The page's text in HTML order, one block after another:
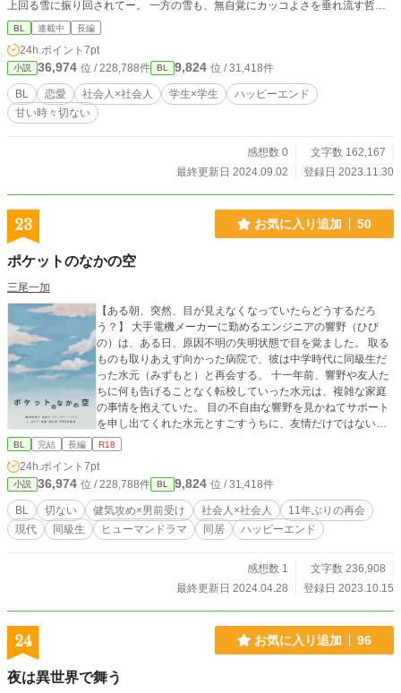
上回る雪に振り回されてー。 一方の雪も、無自覚にカッコよさを垂れ流す哲太
が心配で心配で仕方がない。 「それでもやっぱり、俺はお前が愛しいみたい
だ」 甘酸っぱくてもどかしい高校時代と大人リアルなエピソードを交互にお届
けします！
BL 連載中 長編
24h.ポイント 7pt
小説 36,974 位 / 228,788件 BL 9,824 位 / 31,418件
BL 恋愛 社会人×社会人 学生×学生
ハッピーエンド
甘い時々切ない
感想数 0
文字数 162,167
最終更新日 2024.09.02
登録日 2023.11.30
23 お気に入り追加 50
ポケットのなかの空
三尾一加
【ある朝、突然、目が見えなくなっていたらどうするだろ
う？】 大手電機メーカーに勤めるエンジニアの響野（ひび
の）は、ある日、原因不明の失明状態で目を覚ました。 取る
ものも取りあえず向かった病院で、彼は中学時代に同級生だ
った水元（みずもと）と再会する。 十一年前、響野や友人た
ちに何も告げることなく転校していった水元は、複雑な家庭
の事情を抱えていた。 目の不自由な響野を見かねてサポート
を申し出てくれた水元とすごすうちに、友情だけではない感
情を抱く響野だが、勇気を出して想いを伝えても「その感情
一途な攻め × 不幸に抗（あらが）う男前な受けのお話。 ＊
－‥－‥－‥－‥－‥－‥－‥－＊ ・性描写のある回には
「※」マークが付きます。 ・水元視点の番外編もあり。 ＊
－‥－‥－‥－‥－‥－‥－‥－＊ ※番外編はこちら 『光の
部屋、花の下で。』https://www.alphapolis.co.jp/novel/72838
BL 完結 長編 R18
24h.ポイント 7pt
小説 36,974 位 / 228,788件 BL 9,824 位 / 31,418件
BL 切ない 健気攻め×男前受け 社会人×社会人
11年ぶりの再会
現代
同級生 ヒューマンドラマ 同居 ハッピーエンド
感想数 1
文字数 236,908
最終更新日 2024.04.28
登録日 2023.10.15
24 お気に入り追加 96
夜は異世界で舞う